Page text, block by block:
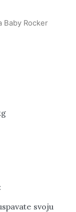
Baby Rocker
svoju